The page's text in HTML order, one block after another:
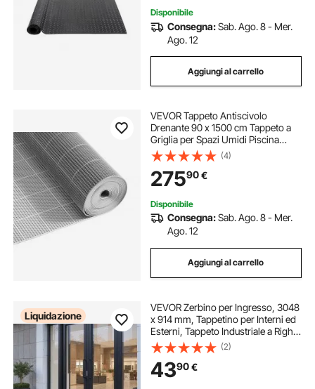
Disponibile
Consegna:Sab. Ago. 8 - Mer.
Ago. 12
Aggiungi al carrello
VEVOR Tappeto Antiscivolo
Drenante 90 x 1500 cm Tappeto a
Griglia per Spazi Umidi Piscina
Pavimentazione Ristorante
Terrazza, Rotolo di Tappetino
Grigliato per Aree Umide Drenante
Antifatica, Grigio
(4)
27590€
Disponibile
Consegna:Sab. Ago. 8 - Mer.
Ago. 12
Aggiungi al carrello
Liquidazione
VEVOR Zerbino per Ingresso, 3048
x 914 mm, Tappetino per Interni ed
Esterni, Tappeto Industriale a Righe
con Supporto, Tappeto d'Ingresso
Lavabile Resistente per Corridoio,
Balcone, Grigio
(2)
4390€